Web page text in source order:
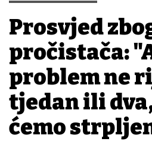
Prosvjed
pročistača:
problem ne
tjedan ili
ćemo